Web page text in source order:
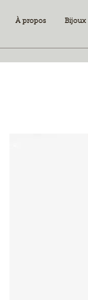
À propos Bijoux